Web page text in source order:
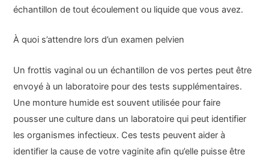
échantillon de tout écoulement ou liquide que vous avez.
À quoi s’attendre lors d’un examen pelvien
Un frottis vaginal ou un échantillon de vos pertes peut être
envoyé à un laboratoire pour des tests supplémentaires.
Une monture humide est souvent utilisée pour faire
pousser une culture dans un laboratoire qui peut identifier
les organismes infectieux. Ces tests peuvent aider à
identifier la cause de votre vaginite afin qu’elle puisse être